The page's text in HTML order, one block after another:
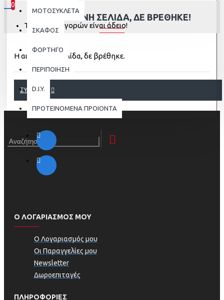
0
Το καλάθι αγορών είναι άδειο!
ΜΟΤΟΣΥΚΛΕΤΑ
ΣΚΑΦΟΣ
ΦΟΡΤΗΓΟ
ΠΕΡΙΠΟΙΗΣΗ
D.I.Y.
ΠΡΟΤΕΙΝΟΜΕΝΑ ΠΡΟΙΟΝΤΑ
Η ΑΙΤΟΎΜΕΝΗ ΣΕΛΊΔΑ, ΔΕ ΒΡΈΘΗΚΕ!
Η αιτούμενη σελίδα, δε βρέθηκε.
ΣΥΝΈΧΕΙΑ
Ο ΛΟΓΑΡΙΑΣΜΟΣ ΜΟΥ
Ο Λογαριασμός μου
Οι Παραγγελίες μου
Newsletter
Δωροεπιταγές
ΠΛΗΡΟΦΟΡΊΕΣ